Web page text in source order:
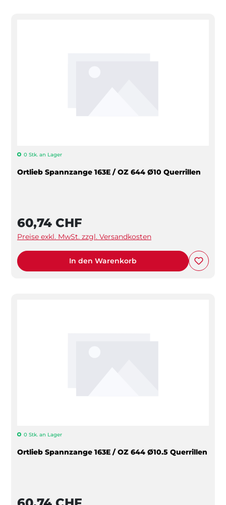
0 Stk. an Lager
Ortlieb Spannzange 163E / OZ 644 Ø10 Querrillen
60,74 CHF
Preise exkl. MwSt. zzgl. Versandkosten
In den Warenkorb
0 Stk. an Lager
Ortlieb Spannzange 163E / OZ 644 Ø10.5 Querrillen